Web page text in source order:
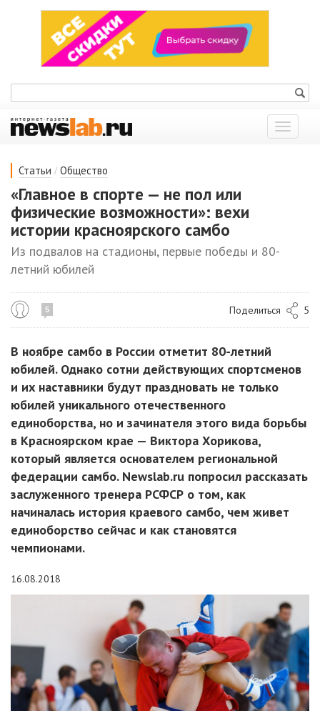
Показать
меню
Статьи / Общество
«Главное в спорте — не пол или
физические возможности»: вехи
истории красноярского самбо
Из подвалов на стадионы, первые победы и 80-
летний юбилей
5 Поделиться 5
В ноябре самбо в России отметит 80-летний
юбилей. Однако сотни действующих спортсменов
и их наставники будут праздновать не только
юбилей уникального отечественного
единоборства, но и зачинателя этого вида борьбы
в Красноярском крае — Виктора Хорикова,
который является основателем региональной
федерации самбо. Newslab.ru попросил рассказать
заслуженного тренера РСФСР о том, как
начиналась история краевого самбо, чем живет
единоборство сейчас и как становятся
чемпионами.
16.08.2018